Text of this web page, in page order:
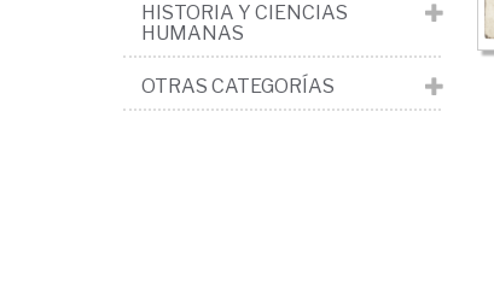
HISTORIA Y CIENCIAS
HUMANAS
OTRAS CATEGORÍAS